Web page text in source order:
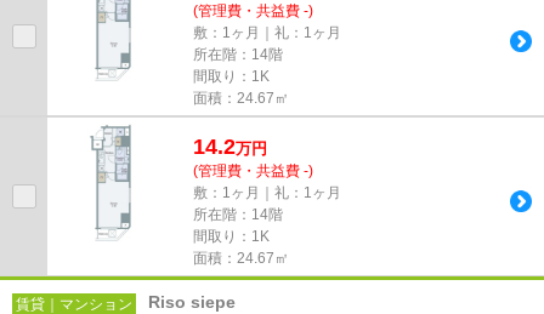
(管理費・共益費 -)
敷：1ヶ月｜礼：1ヶ月
所在階：14階
間取り：1K
面積：24.67㎡
14.2万円
(管理費・共益費 -)
敷：1ヶ月｜礼：1ヶ月
所在階：14階
間取り：1K
面積：24.67㎡
賃貸｜マンション Riso siepe